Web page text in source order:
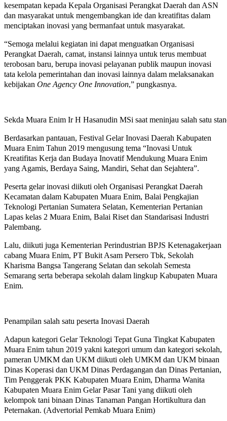
kesempatan kepada Kepala Organisasi Perangkat Daerah dan ASN
dan masyarakat untuk mengembangkan ide dan kreatifitas dalam
menciptakan inovasi yang bermanfaat untuk masyarakat.
“Semoga melalui kegiatan ini dapat menguatkan Organisasi
Perangkat Daerah, camat, instansi lainnya untuk terus membuat
terobosan baru, berupa inovasi pelayanan publik maupun inovasi
tata kelola pemerintahan dan inovasi lainnya dalam melaksanakan
kebijakan One Agency One Innovation,” pungkasnya.
Sekda Muara Enim Ir H Hasanudin MSi saat meninjau salah satu
Berdasarkan pantauan, Festival Gelar Inovasi Daerah Kabupaten
Muara Enim Tahun 2019 mengusung tema “Inovasi Untuk
Kreatifitas Kerja dan Budaya Inovatif Mendukung Muara Enim
yang Agamis, Berdaya Saing, Mandiri, Sehat dan Sejahtera”.
Peserta gelar inovasi diikuti oleh Organisasi Perangkat Daerah
Kecamatan dalam Kabupaten Muara Enim, Balai Pengkajian
Teknologi Pertanian Sumatera Selatan, Kementerian Pertanian
Lapas kelas 2 Muara Enim, Balai Riset dan Standarisasi Industri
Palembang.
Lalu, diikuti juga Kementerian Perindustrian BPJS Ketenagakerjaan
cabang Muara Enim, PT Bukit Asam Persero Tbk, Sekolah
Kharisma Bangsa Tangerang Selatan dan sekolah Semesta
Semarang serta beberapa sekolah dalam lingkup Kabupaten Muara
Enim.
Penampilan salah satu peserta Inovasi Daerah
Adapun kategori Gelar Teknologi Tepat Guna Tingkat Kabupaten
Muara Enim tahun 2019 yakni kategori umum dan kategori sekolah,
pameran UMKM dan UKM diikuti oleh UMKM dan UKM binaan
Dinas Koperasi dan UKM Dinas Perdagangan dan Dinas Pertanian,
Tim Penggerak PKK Kabupaten Muara Enim, Dharma Wanita
Kabupaten Muara Enim Gelar Pasar Tani yang diikuti oleh
kelompok tani binaan Dinas Tanaman Pangan Hortikultura dan
Peternakan. (Advertorial Pemkab Muara Enim)